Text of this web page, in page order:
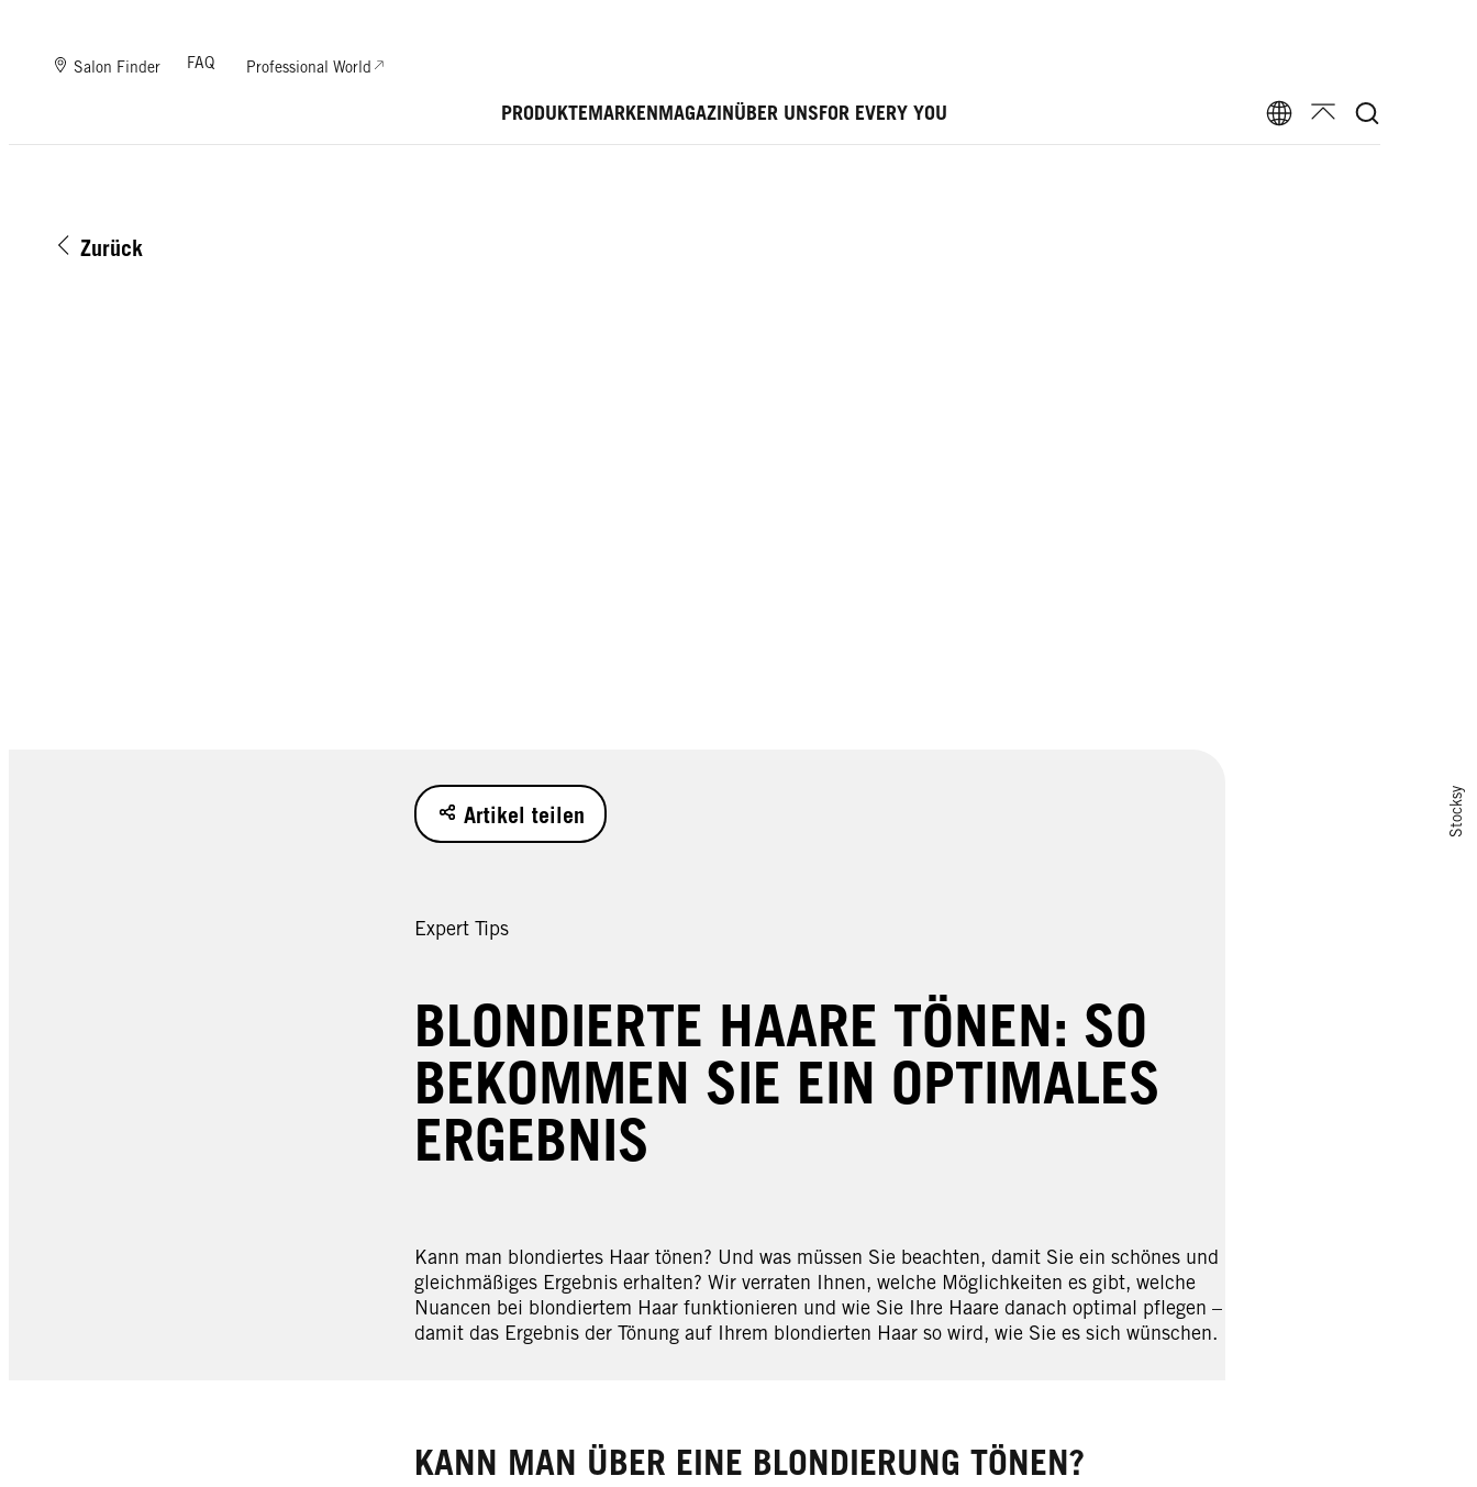
PRODUKTEMARKENMAGAZINÜBER UNSFOR EVERY YOU
Salon Finder FAQ Professional World
Zurück
Stocksy
Artikel teilen
Expert Tips
BLONDIERTE HAARE TÖNEN: SO
BEKOMMEN SIE EIN OPTIMALES
ERGEBNIS
Kann man blondiertes Haar tönen? Und was müssen Sie beachten, damit Sie ein schönes und
gleichmäßiges Ergebnis erhalten? Wir verraten Ihnen, welche Möglichkeiten es gibt, welche
Nuancen bei blondiertem Haar funktionieren und wie Sie Ihre Haare danach optimal pflegen –
damit das Ergebnis der Tönung auf Ihrem blondierten Haar so wird, wie Sie es sich wünschen.
KANN MAN ÜBER EINE BLONDIERUNG TÖNEN?